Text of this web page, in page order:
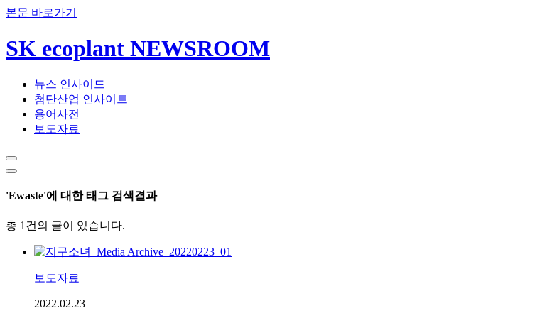
본문 바로가기
SK ecoplant NEWSROOM
뉴스 인사이드
첨단산업 인사이트
용어사전
보도자료
'Ewaste'에 대한 태그 검색결과
총 1건의 글이 있습니다.
보도자료
2022.02.23